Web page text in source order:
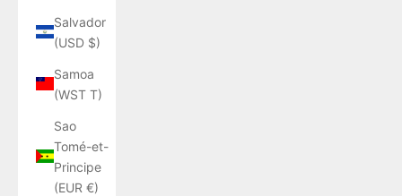
Salvador
(USD $)
Samoa
(WST T)
Sao
Tomé-et-
Principe
(EUR €)